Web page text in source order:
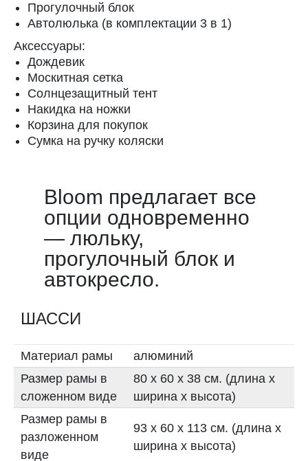
Прогулочный блок
Автолюлька (в комплектации 3 в 1)
Аксессуары:
Дождевик
Москитная сетка
Солнцезащитный тент
Накидка на ножки
Корзина для покупок
Сумка на ручку коляски
Bloom предлагает все
опции одновременно
— люльку,
прогулочный блок и
автокресло.
ШАССИ
Материал рамы
алюминий
Размер рамы в
сложенном виде
80 х 60 х 38 см. (длина x
ширина x высота)
Размер рамы в
разложенном
виде
93 x 60 x 113 см. (длина x
ширина x высота)